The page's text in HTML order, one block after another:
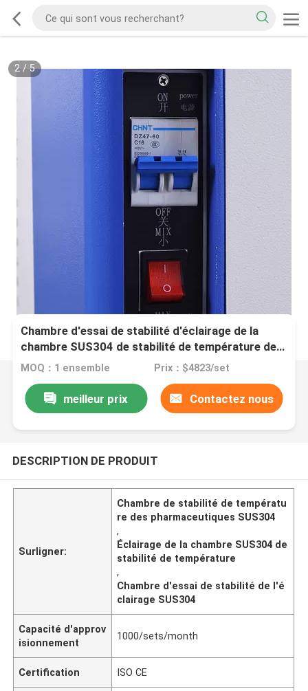
2/ 5
Chambre d'essai de stabilité d'éclairage de la
chambre SUS304 de stabilité de température de
pharmaceutiques
MOQ：1 ensemble Prix：$4823/set
meilleur prix Contactez nous
DESCRIPTION DE PRODUIT
Surligner:
Chambre de stabilité de températu
re des pharmaceutiques SUS304
,
Éclairage de la chambre SUS304 de
stabilité de température
,
Chambre d'essai de stabilité de l'é
clairage SUS304
Capacité d'approv
isionnement
1000/sets/month
Certification ISO CE